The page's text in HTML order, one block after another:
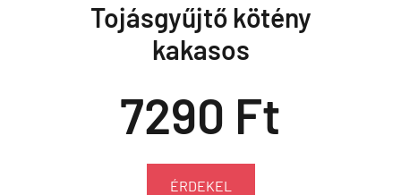
Tojásgyűjtő kötény
kakasos
7290 Ft
ÉRDEKEL